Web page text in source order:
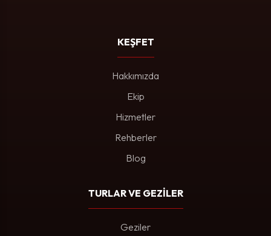
KEŞFET
Hakkımızda
Ekip
Hizmetler
Rehberler
Blog
TURLAR VE GEZİLER
Geziler